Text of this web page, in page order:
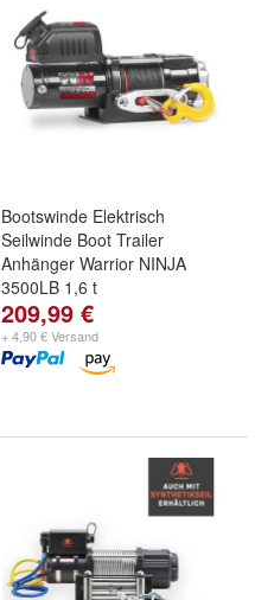
Bootswinde Elektrisch
Seilwinde Boot Trailer
Anhänger Warrior NINJA
3500LB 1,6 t
209,99 €
+ 4,90 € Versand